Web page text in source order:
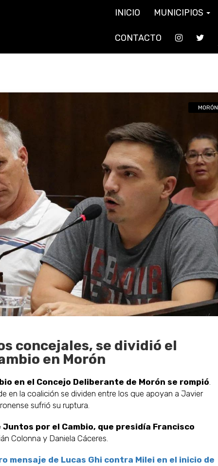
INICIO MUNICIPIOS
CONTACTO
MORÓN
concejales, se dividió el
en Morón
en el Concejo Deliberante de Morón se rompió.
en la coalición se dividen entre los que apoyan a Javier
sufrió su ruptura.
por el Cambio, que presidía Francisco
Colonna y Daniela Cáceres.
mensaje de Lucas Ghi contra Milei en el inicio de